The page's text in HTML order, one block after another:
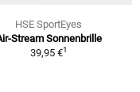
HSE SportEyes
Stream Sonnenbrille
39,95 €1